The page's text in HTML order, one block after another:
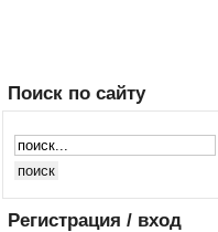
Поиск по сайту
Регистрация / вход